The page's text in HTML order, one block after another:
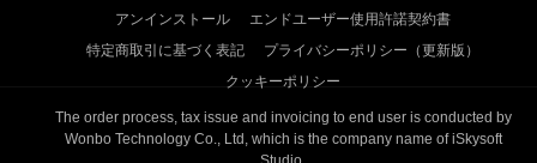
アンインストール
エンドユーザー使用許諾契約書
特定商取引に基づく表記
プライバシーポリシー（更新版）
クッキーポリシー
The order process, tax issue and invoicing to end user is conducted by
Wonbo Technology Co., Ltd, which is the company name of iSkysoft